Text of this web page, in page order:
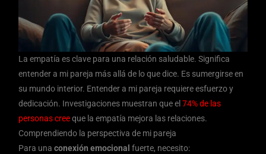
La empatía es clave para una relación saludable. Significa
entender a mi pareja más allá de lo que dice. Es sumergirse en
su mundo interior. Entender a mi pareja requiere esfuerzo y
dedicación. Investigaciones muestran que el74% de las
personas creeque la empatía mejora las relaciones.
Comprendiendo la perspectiva de mi pareja
Para unaconexión emocional fuerte, necesito: